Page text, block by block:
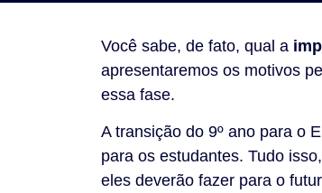
Você sabe, de fato, qual a
apresentaremos os motivos
essa fase.
A transição do 9º ano para o
para os estudantes. Tudo
eles deverão fazer para o